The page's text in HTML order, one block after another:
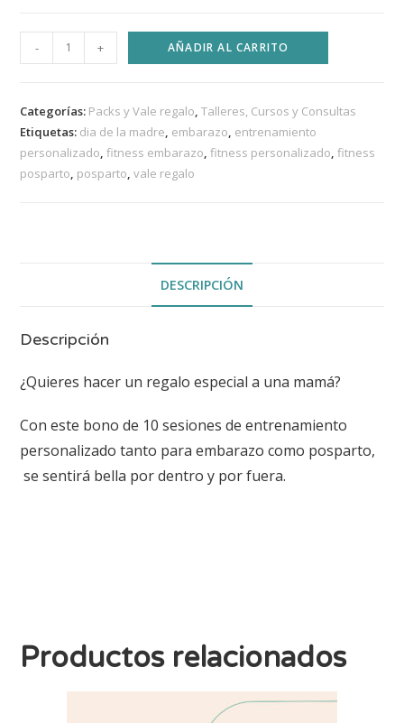
- + AÑADIR AL CARRITO
Categorías: Packs y Vale regalo,Talleres, Cursos y Consultas
Etiquetas: dia de la madre, embarazo, entrenamiento
personalizado,fitness embarazo,fitness personalizado,fitness
posparto, posparto,vale regalo
DESCRIPCIÓN
Descripción
¿Quieres hacer un regalo especial a una mamá?
Con este bono de 10 sesiones de entrenamiento
personalizado tanto para embarazo como posparto,
se sentirá bella por dentro y por fuera.
Productos relacionados